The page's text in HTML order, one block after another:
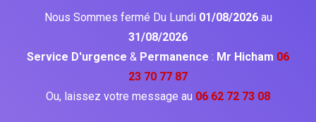
Nous Sommes fermé Du Lundi 01/08/2026 au
31/08/2026
Service D'urgence & Permanence : Mr Hicham 06
23 70 77 87
Ou, laissez votre message au 06 62 72 73 08